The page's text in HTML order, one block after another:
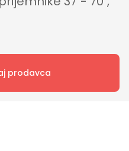
prodavca